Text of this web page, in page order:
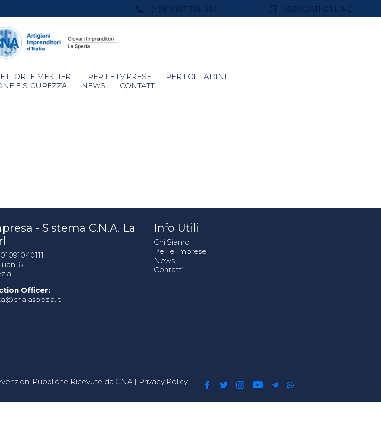
(+39) 0187 598 080 ASSOCIATI ONLINE
Skip
to
E MESTIERI PER LE IMPRESE
PER I CITTADINI
E SICUREZZA
NEWS CONTATTI
- Sistema C.N.A. La
6
Officer:
Info Utili
Chi Siamo
Per le Imprese
News
Contatti
Pubbliche Ricevute da CNA | Privacy Policy |